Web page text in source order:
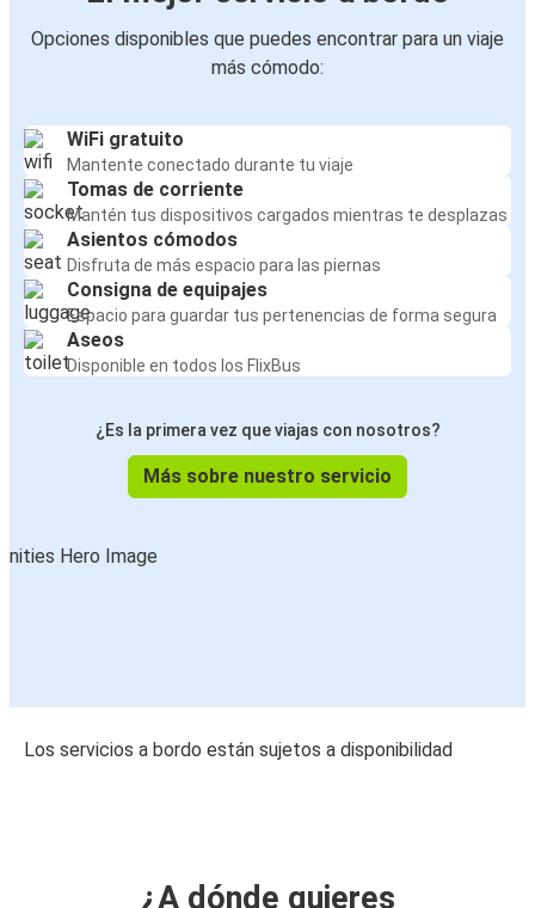
Opciones disponibles que puedes encontrar para un viaje
más cómodo:
WiFi gratuito
Mantente conectado durante tu viaje
Tomas de corriente
Mantén tus dispositivos cargados mientras te desplazas
Asientos cómodos
Disfruta de más espacio para las piernas
Consigna de equipajes
Espacio para guardar tus pertenencias de forma segura
Aseos
Disponible en todos los FlixBus
¿Es la primera vez que viajas con nosotros?
Más sobre nuestro servicio
Los servicios a bordo están sujetos a disponibilidad
¿A dónde quieres